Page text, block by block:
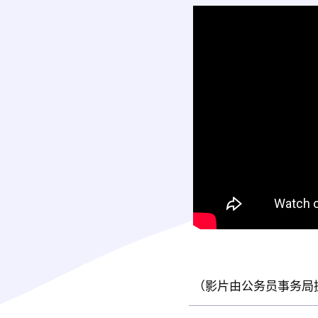
（影片由公务员事务